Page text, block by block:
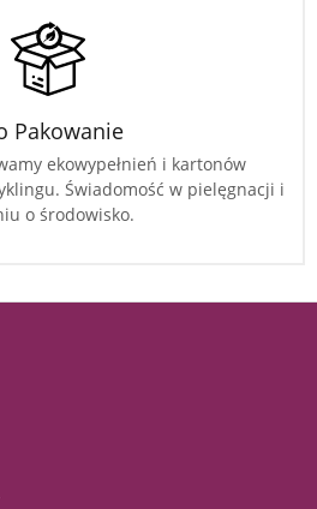
Pakowanie
ekowypełnień i kartonów
Świadomość w pielęgnacji i
o środowisko.